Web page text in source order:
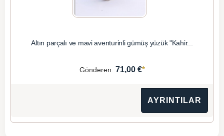
Altın parçalı ve mavi aventurinli gümüş yüzük "Kahir...
Gönderen: 71,00 €*
AYRINTILAR